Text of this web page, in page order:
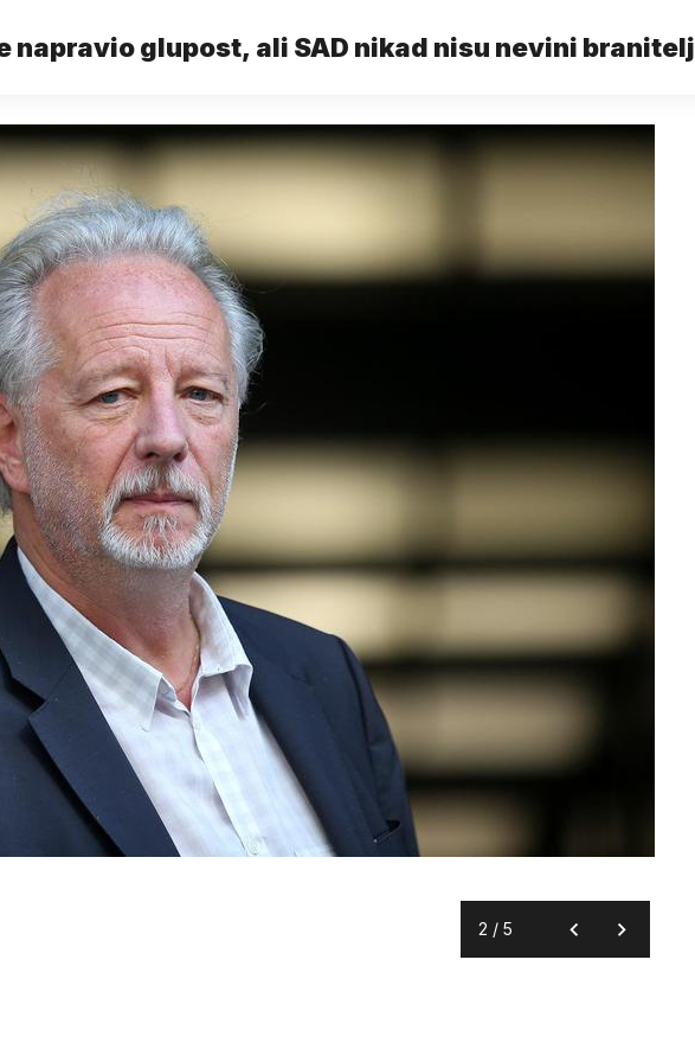
napravio glupost, ali SAD nikad nisu nevini branitelj
demokracije
2 / 5